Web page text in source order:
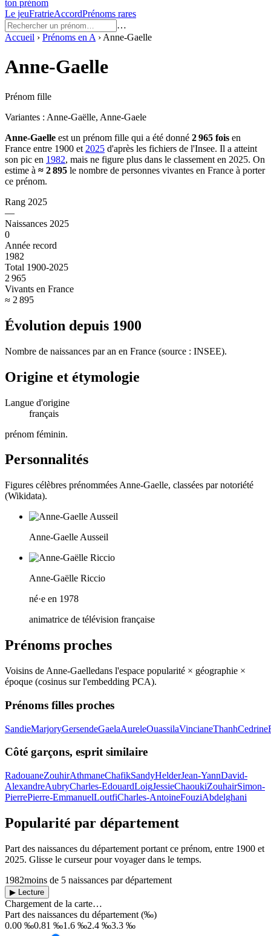
ton prénom
Le jeuFratrieAccordPrénoms rares
…
Accueil › Prénoms en A › Anne-Gaelle
Anne-Gaelle
Prénom fille
Variantes : Anne-Gaëlle, Anne-Gaele
Anne-Gaelle est un prénom fille qui a été donné 2 965 fois en
France entre 1900 et 2025 d'après les fichiers de l'Insee. Il a atteint
son pic en 1982, mais ne figure plus dans le classement en 2025. On
estime à ≈ 2 895 le nombre de personnes vivantes en France à porter
ce prénom.
Rang 2025
—
Naissances 2025
0
Année record
1982
Total 1900-2025
2 965
Vivants en France
≈ 2 895
Évolution depuis 1900
Nombre de naissances par an en France (source : INSEE).
Origine et étymologie
Langue d'origine
français
prénom féminin.
Personnalités
Figures célèbres prénommées Anne-Gaelle, classées par notoriété
(Wikidata).
Anne-Gaelle Ausseil
Anne-Gaëlle Riccio
né·e en 1978
animatrice de télévision française
Prénoms proches
Voisins de Anne-Gaelledans l'espace popularité × géographie ×
époque (cosinus sur l'embedding PCA).
Prénoms filles proches
SandieMarjoryGersendeGaelaAureleOuassilaVincianeThanhCedrine
Côté garçons, esprit similaire
RadouaneZouhirAthmaneChafikSandyHelderJean-YannDavid-
AlexandreAubryCharles-EdouardLoigJessieChaoukiZouhairSimon-
PierrePierre-EmmanuelLoutfiCharles-AntoineFouziAbdelghani
Popularité par département
Part des naissances du département portant ce prénom, entre 1900 et
2025. Glisse le curseur pour voyager dans le temps.
1982moins de 5 naissances par département
▶ Lecture
Chargement de la carte…
Part des naissances du département (‰)
0.00 ‰0.81 ‰1.6 ‰2.4 ‰3.3 ‰